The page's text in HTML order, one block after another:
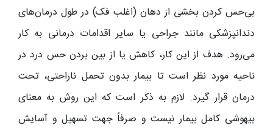
بی‌حس کردن بخشی از دهان (اغلب فک) در طول درمان‌های
دندانپزشکی مانند جراحی یا سایر اقدامات درمانی به کار
می‌رود. هدف از این کار، کاهش یا از بین بردن حس درد در
ناحیه مورد نظر است تا بیمار بدون تحمل ناراحتی، تحت
درمان قرار گیرد. لازم به ذکر است که این روش به معنای
بیهوشی کامل بیمار نیست و صرفاً جهت تسهیل و آسایش